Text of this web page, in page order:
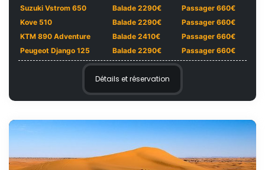
Suzuki Vstrom 650 Balade 2290€
Passager 660€
Kove 510
Balade 2290€
Passager 660€
KTM 890 Adventure
Balade 2410€
Passager 660€
Peugeot Django 125
Balade 2290€ Passager 660€
Détails et réservation